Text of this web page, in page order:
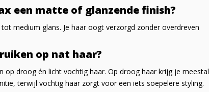
een matte of glanzende finish?
medium glans. Je haar oogt verzorgd zonder overdreven
op nat haar?
op droog én licht vochtig haar. Op droog haar krijg je meestal
terwijl vochtig haar zorgt voor een iets soepelere styling.